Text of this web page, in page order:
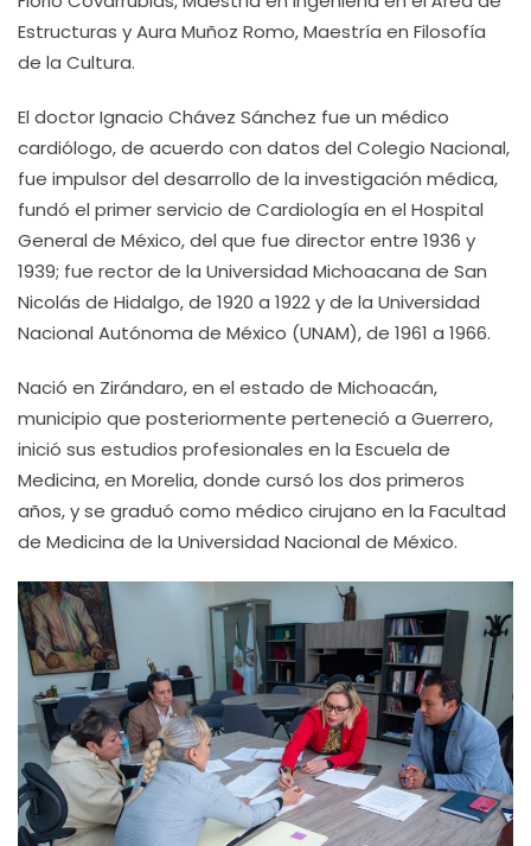
Estructuras y Aura Muñoz Romo, Maestría en Filosofía
de la Cultura.
El doctor Ignacio Chávez Sánchez fue un médico
cardiólogo, de acuerdo con datos del Colegio Nacional,
fue impulsor del desarrollo de la investigación médica,
fundó el primer servicio de Cardiología en el Hospital
General de México, del que fue director entre 1936 y
1939; fue rector de la Universidad Michoacana de San
Nicolás de Hidalgo, de 1920 a 1922 y de la Universidad
Nacional Autónoma de México (UNAM), de 1961 a 1966.
Nació en Zirándaro, en el estado de Michoacán,
municipio que posteriormente perteneció a Guerrero,
inició sus estudios profesionales en la Escuela de
Medicina, en Morelia, donde cursó los dos primeros
años, y se graduó como médico cirujano en la Facultad
de Medicina de la Universidad Nacional de México.